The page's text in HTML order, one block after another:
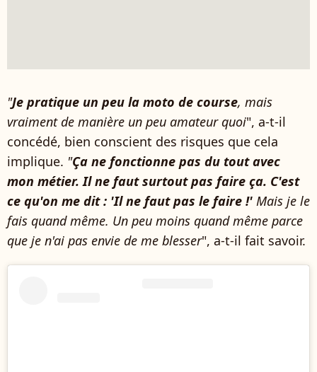
"Je pratique un peu la moto de course, mais
vraiment de manière un peu amateur quoi", a-t-il
concédé, bien conscient des risques que cela
implique. "Ça ne fonctionne pas du tout avec
mon métier. Il ne faut surtout pas faire ça. C'est
ce qu'on me dit : 'Il ne faut pas le faire !' Mais je le
fais quand même. Un peu moins quand même parce
que je n'ai pas envie de me blesser", a-t-il fait savoir.